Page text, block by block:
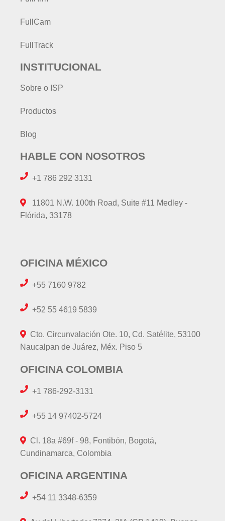
FullCam
FullTrack
INSTITUCIONAL
Sobre o ISP
Productos
Blog
HABLE CON NOSOTROS
+1 786 292 3131
11801 N.W. 100th Road, Suite #11 Medley -
Flórida, 33178
OFICINA MÉXICO
+55 7160 9782
+52 55 4619 5839
Cto. Circunvalación Ote. 10, Cd. Satélite, 53100
Naucalpan de Juárez, Méx. Piso 5
OFICINA COLOMBIA
+1 786-292-3131
+55 14 97402-5724
Cl. 18a #69f - 98, Fontibón, Bogotá,
Cundinamarca, Colombia
OFICINA ARGENTINA
+54 11 3348-6359